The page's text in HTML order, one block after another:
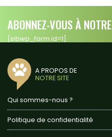
ABONNEZ-VOUS À
[sibwp_form id=1]
A PROPOS DE
NOTRE SITE
Qui sommes-nous ?
Politique de confidentialité